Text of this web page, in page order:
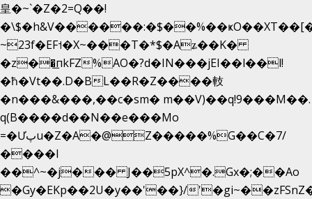
皇�~`�Z�2=Q��!
~23f�EF˦�X~���T�*$�Aʑ��K�
�z��͟пkFZ%AO�?d�IN���jEI��l��l!
�ħ�Vt��.D�BL��R�Z����䡋
�n���&���,��c�sm� m��V)��q!9���M��.
q(B����d��N��e���Mo
=�Ưپu�Z�A�@Z�����%G��C�7/
����l
��^~�j��� J��5pX^�.Gx�;��Ao
�Gy�EKp��2U�y��'��}/